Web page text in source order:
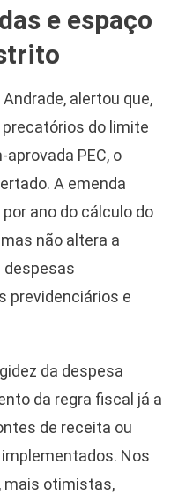
e espaço
alertou que,
do limite
PEC, o
A emenda
ano do cálculo do
não altera a
despesas
previdenciários e
da despesa
da regra fiscal já a
de receita ou
Nos
mais otimistas,